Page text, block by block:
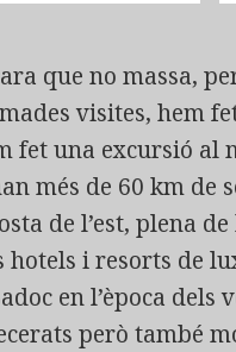
que no massa,
visites, hem
fet una excursió al
més de 60 km de
de l’est, plena
hotels i resorts de
en l’època
però també